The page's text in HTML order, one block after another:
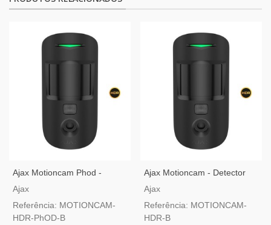
Ajax Motioncam Phod -
Detector De Movimento Com
Ajax
Referência: MOTIONCAM-
HDR-PhOD-B
Ajax Motioncam - Detector
De Movimento Com Camara,
Ajax
Referência: MOTIONCAM-
HDR-B